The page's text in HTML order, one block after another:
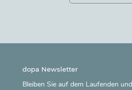
dopa Newsletter
Bleiben Sie auf dem Laufenden